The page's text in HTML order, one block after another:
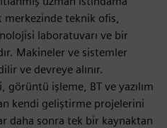
teknik ofis,
laboratuvarı ve bir
Makineler ve sistemler
ve devreye alınır.
işleme, BT ve yazılım
kendi geliştirme projelerini
daha sonra tek bir kaynaktan